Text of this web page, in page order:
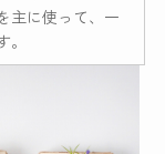
主に使って、一